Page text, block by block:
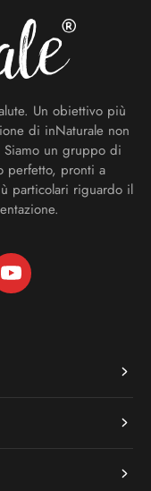
Un obiettivo più
di inNaturale non
Siamo un gruppo di
perfetto, pronti a
particolari riguardo il
youtube